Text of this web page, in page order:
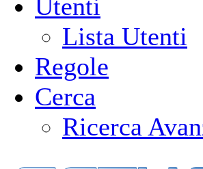
Utenti
Lista Utenti
Regole
Cerca
Ricerca